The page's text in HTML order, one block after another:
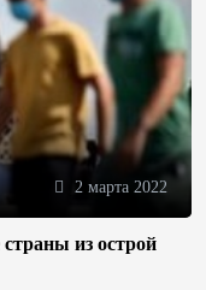
2 марта 2022
из острой